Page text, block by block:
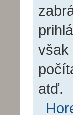
však
atď.